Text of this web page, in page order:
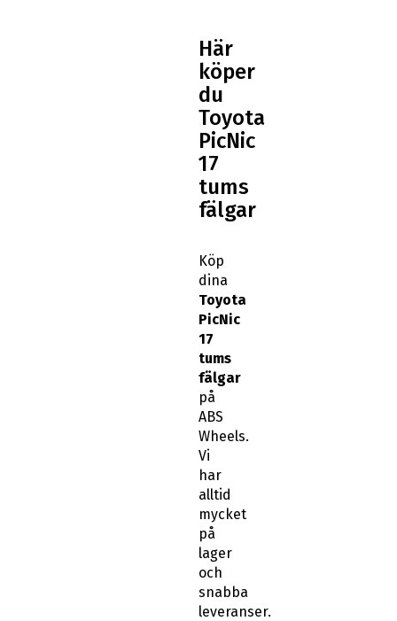
Här
köper
du
Toyota
PicNic
17
tums
fälgar
Köp
dina
Toyota
PicNic
17
tums
fälgar
på
ABS
Wheels.
Vi
har
alltid
mycket
på
lager
och
snabba
leveranser.